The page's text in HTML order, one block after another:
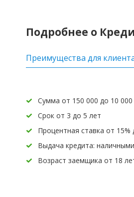
Подробнее о
Преимущества для
Сумма от 150 000 до 10 000
Срок от 3 до 5 лет
Процентная ставка от 15%
Выдача кредита:
Возраст заемщика от 18